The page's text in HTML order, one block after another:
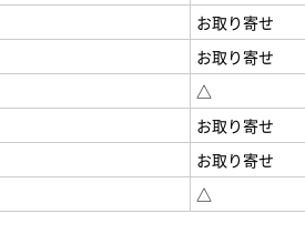
お取り寄せ
お取り寄せ
△
お取り寄せ
お取り寄せ
△